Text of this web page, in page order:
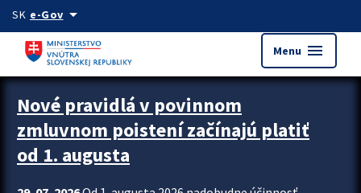
Preskocit na hlavný obsah
SK e-Govarrow_drop_down
Menu menu
Zastavit automatický posun upútavok
Nové pravidlá v povinnom
zmluvnom poistení začínajú platiť
od 1. augusta